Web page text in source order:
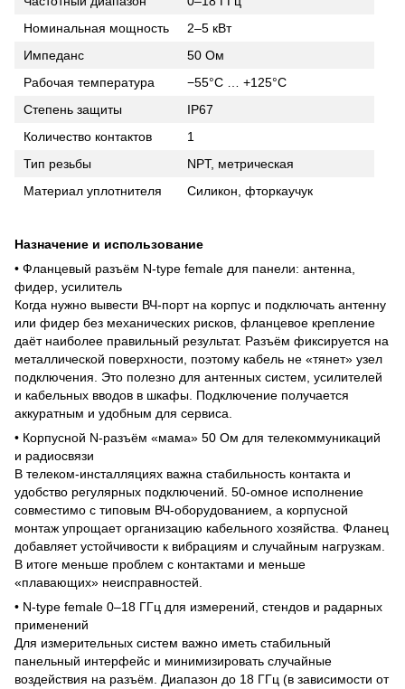
Номинальная мощность
2–5 кВт
Импеданс
50 Ом
Рабочая температура
−55°C … +125°C
Степень защиты
IP67
Количество контактов
1
Тип резьбы
NPT, метрическая
Материал уплотнителя
Силикон, фторкаучук
Назначение и использование
• Фланцевый разъём N-type female для панели: антенна,
фидер, усилитель
Когда нужно вывести ВЧ-порт на корпус и подключать антенну
или фидер без механических рисков, фланцевое крепление
даёт наиболее правильный результат. Разъём фиксируется на
металлической поверхности, поэтому кабель не «тянет» узел
подключения. Это полезно для антенных систем, усилителей
и кабельных вводов в шкафы. Подключение получается
аккуратным и удобным для сервиса.
• Корпусной N-разъём «мама» 50 Ом для телекоммуникаций
и радиосвязи
В телеком-инсталляциях важна стабильность контакта и
удобство регулярных подключений. 50-омное исполнение
совместимо с типовым ВЧ-оборудованием, а корпусной
монтаж упрощает организацию кабельного хозяйства. Фланец
добавляет устойчивости к вибрациям и случайным нагрузкам.
В итоге меньше проблем с контактами и меньше
«плавающих» неисправностей.
• N-type female 0–18 ГГц для измерений, стендов и радарных
применений
Для измерительных систем важно иметь стабильный
панельный интерфейс и минимизировать случайные
воздействия на разъём. Диапазон до 18 ГГц (в зависимости от